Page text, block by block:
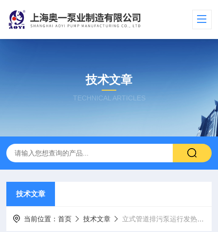
技术文章
TECHNICAL ARTICLES
技术文章
当前位置：首页 技术文章 立式管道排污泵运行发热原因及冷却方法